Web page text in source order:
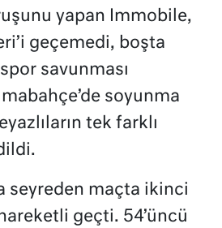
yapan Immobile,
geçemedi, boşta
savunması
soyunma
tek farklı
seyreden maçta ikinci
geçti. 54’üncü